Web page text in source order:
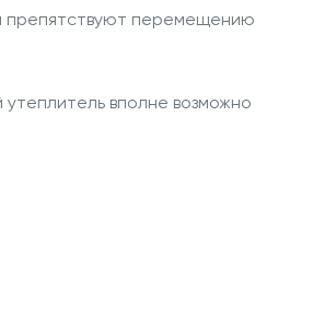
препятствуют перемещению
вполне возможно